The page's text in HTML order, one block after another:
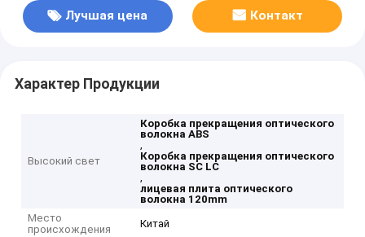
Лучшая цена Контакт
Характер Продукции
Высокий свет
Коробка прекращения оптического
волокна ABS
,
Коробка прекращения оптического
волокна SC LC
,
лицевая плита оптического
волокна 120mm
Место
происхождения
Китай